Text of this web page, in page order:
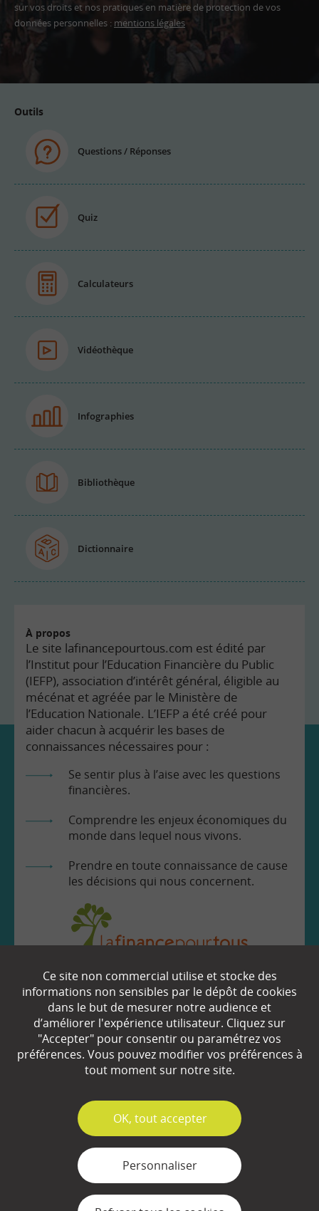
sur vos droits et nos pratiques en matière de protection de vos
données personnelles : mentions légales
Outils
Questions / Réponses
Quiz
Calculateurs
Vidéothèque
Infographies
Bibliothèque
Dictionnaire
À propos
Le site lafinancepourtous.com est édité par
l’Institut pour l’Education Financière du Public
(IEFP), association d’intérêt général, éligible au
mécénat et agréée par le Ministère de
l’Education Nationale. L’IEFP a été créé pour
aider chacun à acquérir les bases de
connaissances nécessaires pour :
Se sentir plus à l’aise avec les questions
financières.
Comprendre les enjeux économiques du
monde dans lequel nous vivons.
Prendre en toute connaissance de cause
les décisions qui nous concernent.
EN SAVOIR
Qui sommes-nous ?
Partenaires
Plan du site
Mentions légales
Ce site non commercial utilise et stocke des
informations non sensibles par le dépôt de cookies
dans le but de mesurer notre audience et
d’améliorer l'expérience utilisateur. Cliquez sur
"Accepter" pour consentir ou paramétrez vos
préférences. Vous pouvez modifier vos préférences à
tout moment sur notre site.
✓
OK, tout accepter
Personnaliser